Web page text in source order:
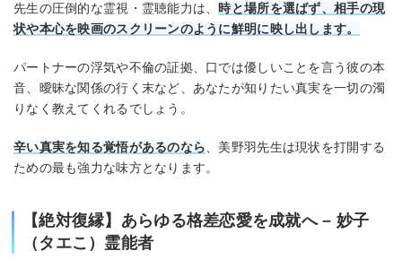
先生の圧倒的な霊視・霊聴能力は、 時と場所を選ばず、相手の現
状や本心を映画のスクリーンのように鮮明に映し出します。
パートナーの浮気や不倫の証拠、口では優しいことを言う彼の本
音、曖昧な関係の行く末など、あなたが知りたい真実を一切の濁
りなく教えてくれるでしょう。
辛い真実を知る覚悟があるのなら 、美野羽先生は現状を打開する
ための最も強力な味方となります。
【絶対復縁】あらゆる格差恋愛を成就へ – 妙子
（タエこ）霊能者